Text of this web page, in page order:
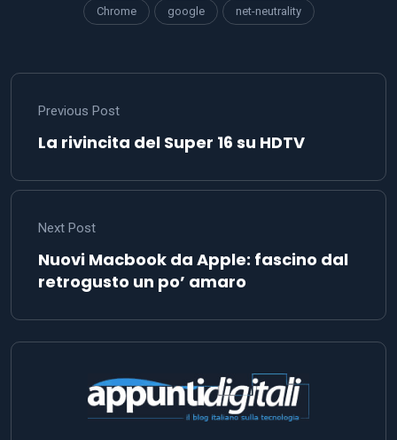
Chrome google net-neutrality
Previous Post
La rivincita del Super 16 su HDTV
Next Post
Nuovi Macbook da Apple: fascino dal
retrogusto un po’ amaro